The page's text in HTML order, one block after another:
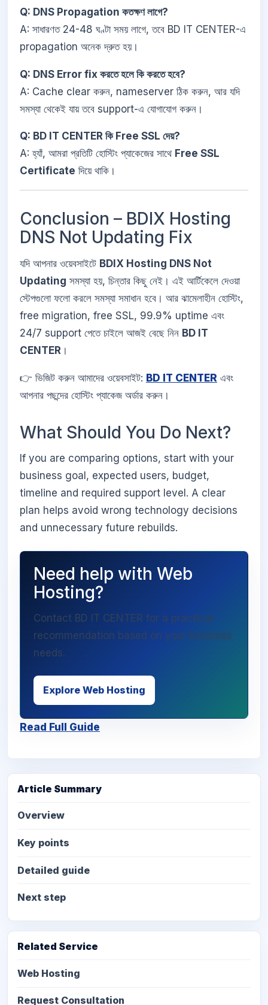
Q: DNS Propagation কতক্ষণ লাগে?
A: সাধারণত 24-48 ঘণ্টা সময় লাগে, তবে BD IT CENTER-এ
propagation অনেক দ্রুত হয়।
Q: DNS Error fix করতে হলে কি করতে হবে?
A: Cache clear করুন, nameserver ঠিক করুন, আর যদি
সমস্যা থেকেই যায় তবে support-এ যোগাযোগ করুন।
Q: BD IT CENTER কি Free SSL দেয়?
A: হ্যাঁ, আমরা প্রতিটি হোস্টিং প্যাকেজের সাথে Free SSL
Certificate দিয়ে থাকি।
Conclusion – BDIX Hosting
DNS Not Updating Fix
যদি আপনার ওয়েবসাইটে BDIX Hosting DNS Not
Updating সমস্যা হয়, চিন্তার কিছু নেই। এই আর্টিকেলে দেওয়া
স্টেপগুলো ফলো করলে সমস্যা সমাধান হবে। আর ঝামেলাহীন হোস্টিং,
free migration, free SSL, 99.9% uptime এবং
24/7 support পেতে চাইলে আজই বেছে নিন BD IT
CENTER ।
👉 ভিজিট করুন আমাদের ওয়েবসাইট: BD IT CENTER এবং
আপনার পছন্দের হোস্টিং প্যাকেজ অর্ডার করুন।
What Should You Do Next?
If you are comparing options, start with your
business goal, expected users, budget,
timeline and required support level. A clear
plan helps avoid wrong technology decisions
and unnecessary future rebuilds.
Need help with Web
Hosting?
Contact BD IT CENTER for a practical
recommendation based on your business
needs.
Explore Web Hosting
Read Full Guide
Article Summary
Overview
Key points
Detailed guide
Next step
Related Service
Web Hosting
Request Consultation